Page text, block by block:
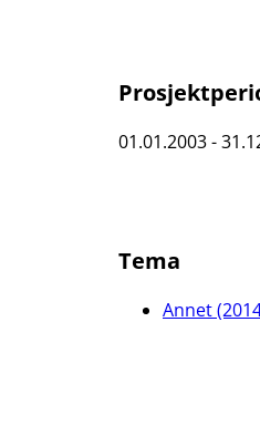
01.01.2003 -
Tema
Annet